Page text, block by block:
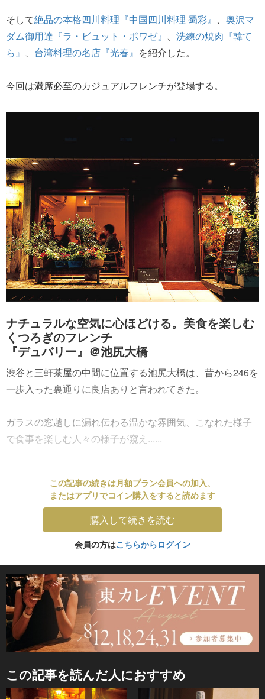
そして絶品の本格四川料理『中国四川料理 蜀彩』
奥沢マ
ダム御用達『ラ・ビュット・ポワゼ』
洗練の焼肉『韓て
ら』
台湾料理の名店『光春』 を紹介した。
今回は満席必至のカジュアルフレンチが登場する。
ナチュラルな空気に心ほどける。美食を楽しむ
くつろぎのフレンチ
『デュバリー』＠池尻大橋
渋谷と三軒茶屋の中間に位置する池尻大橋は、昔から246を
一歩入った裏通りに良店ありと言われてきた。
ガラスの窓越しに漏れ伝わる温かな雰囲気、こなれた様子
で食事を楽しむ人々の様子が窺え......
この記事の続きは月額プラン会員への加入、
またはアプリでコイン購入をすると読めます
購入して続きを読む
会員の方はこちらからログイン
この記事を読んだ人におすすめ